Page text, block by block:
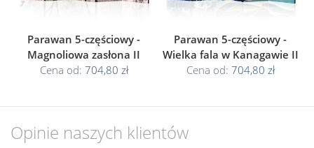
Parawan 5-częściowy -
Magnoliowa zasłona II
Cena od: 704,80 zł
Parawan 5-częściowy -
Wielka fala w Kanagawie II
Cena od: 704,80 zł
Opinie naszych klientów